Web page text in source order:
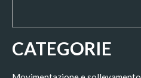
CATEGORIE